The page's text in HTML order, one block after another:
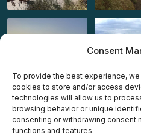
Consent
To provide the best experience,
cookies to store and/or access
technologies will allow us to
browsing behavior or unique
consenting or withdrawing consent
functions and features.